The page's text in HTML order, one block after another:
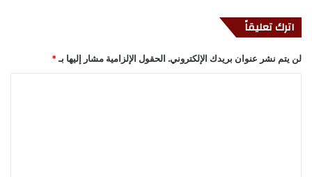
اترك تعليقاً
لن يتم نشر عنوان بريدك الإلكتروني. الحقول الإلزامية مشار إليها بـ *